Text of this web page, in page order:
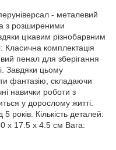
- металевий
з розширеними
цікавим різнобарвним
Класична комплектація
пенал для зберігання
Завдяки цьому
фантазію, складаючи
навички роботи з
у дорослому житті.
років. Кількість деталей:
х 17.5 х 4.5 см Вага: